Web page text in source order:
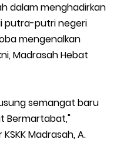
dan SMP/MTs
di EMIS-GTK Baru
Kependidikan di
Operator dan PTK
dalam menghadirkan
putra-putri negeri
mengenalkan
Madrasah Hebat
semangat baru
Bermartabat,"
Madrasah, A.